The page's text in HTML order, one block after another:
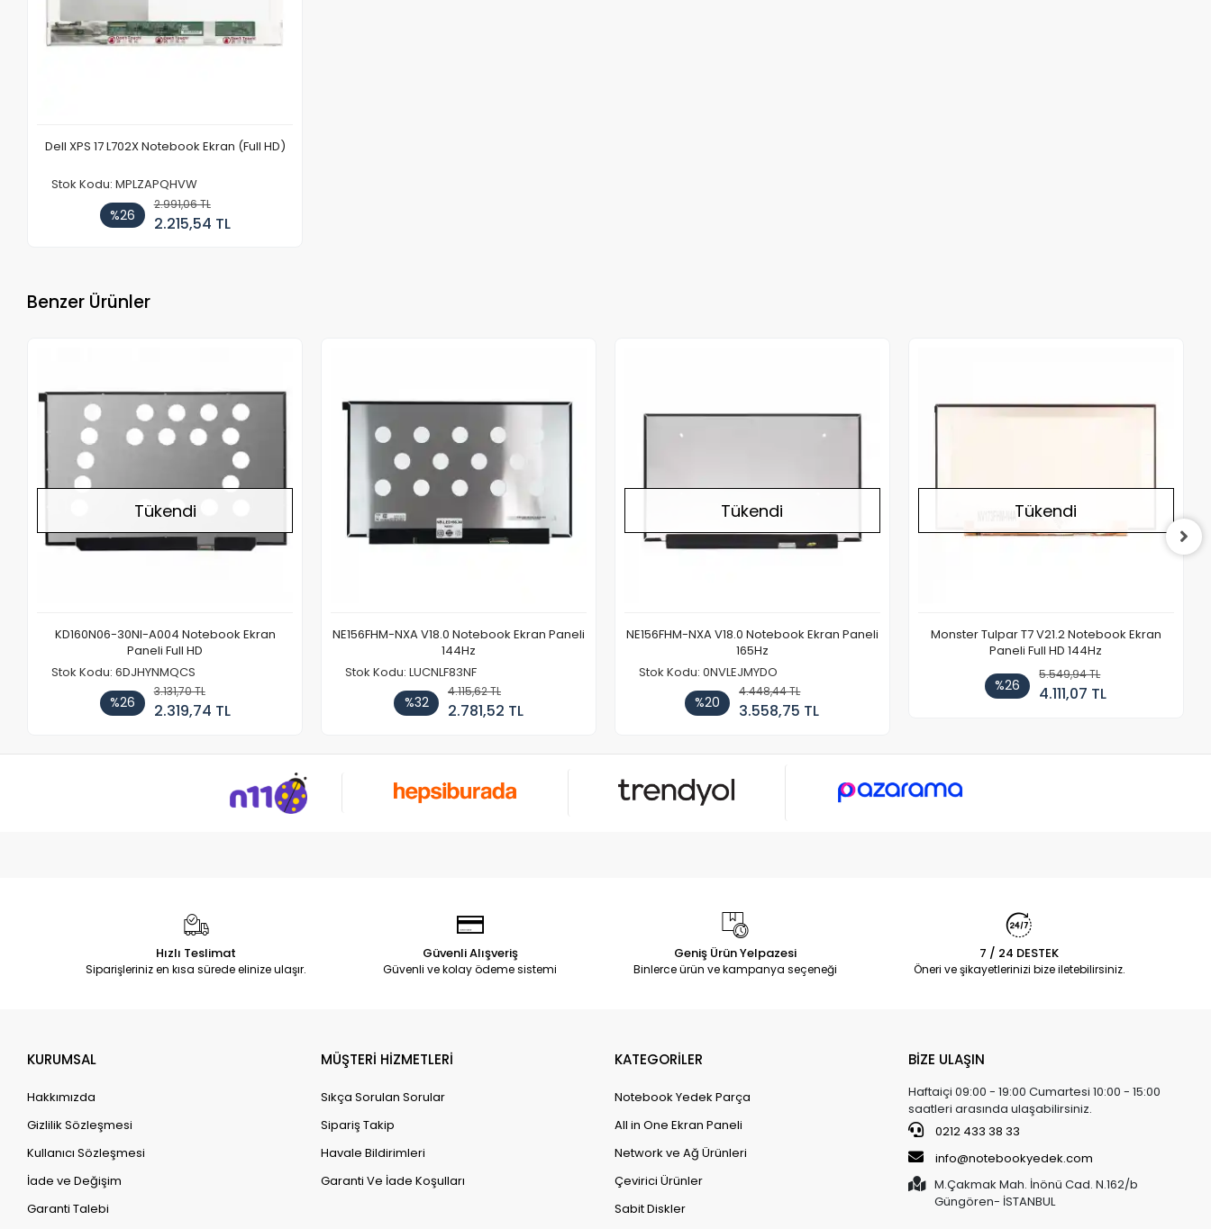
Dell XPS 17 L702X Notebook Ekran (Full HD)
Stok Kodu: MPLZAPQHVW
%26
2.991,06 TL
2.215,54 TL
Benzer Ürünler
Tükendi
KD160N06-30NI-A004 Notebook Ekran
Paneli Full HD
Stok Kodu: 6DJHYNMQCS
%26
3.131,70 TL
2.319,74 TL
NE156FHM-NXA V18.0 Notebook Ekran Paneli
144Hz
Stok Kodu: LUCNLF83NF
%32
4.115,62 TL
2.781,52 TL
Tükendi
NE156FHM-NXA V18.0 Notebook Ekran Paneli
165Hz
Stok Kodu: 0NVLEJMYDO
%20
4.448,44 TL
3.558,75 TL
Tükendi
Monster Tulpar T7 V21.2 Notebook Ekran
Paneli Full HD 144Hz
%26
5.549,94 TL
4.111,07 TL
Hızlı Teslimat
Siparişleriniz en kısa sürede elinize ulaşır.
Güvenli Alışveriş
Güvenli ve kolay ödeme sistemi
Geniş Ürün Yelpazesi
Binlerce ürün ve kampanya seçeneği
7 / 24 DESTEK
Öneri ve şikayetlerinizi bize iletebilirsiniz.
KURUMSAL
Hakkımızda
Gizlilik Sözleşmesi
Kullanıcı Sözleşmesi
İade ve Değişim
Garanti Talebi
MÜŞTERİ HİZMETLERİ
Sıkça Sorulan Sorular
Sipariş Takip
Havale Bildirimleri
Garanti Ve İade Koşulları
KATEGORİLER
Notebook Yedek Parça
All in One Ekran Paneli
Network ve Ağ Ürünleri
Çevirici Ürünler
Sabit Diskler
BİZE ULAŞIN
Haftaiçi 09:00 - 19:00 Cumartesi 10:00 - 15:00
saatleri arasında ulaşabilirsiniz.
0212 433 38 33
info@notebookyedek.com
M.Çakmak Mah. İnönü Cad. N.162/b
Güngören- İSTANBUL